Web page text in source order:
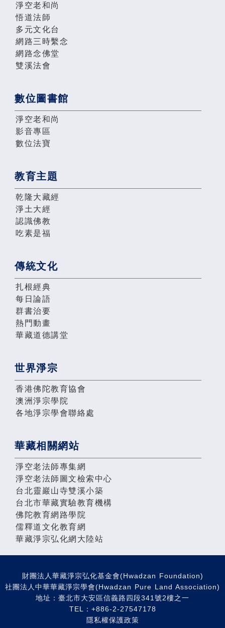
淨空老和尚
悟道法師
多元文化台
網路三時繫念
網路念佛堂
雙溪法會
數位圖書館
淨空老和尚
影音專區
數位法寶
教育主題
乾隆大藏經
淨土大經
認識佛教
吃素是福
傳統文化
扎根經典
每日論語
群書治要
熱門動畫
華藏道德講堂
世界淨宗
香港佛陀教育協會
澳洲淨宗學院
各地淨宗學會聯絡處
華藏相關網站
淨空老法師專集網
淨空老法師圖文檢索中心
台北靈巖山寺雙溪小築
台北市華藏實驗教育機構
佛陀教育網路學院
儒釋道文化教育網
華藏淨宗弘化網大陸站
財團法人華藏淨宗弘化基金會(Hwadzan Foundation)
社團法人中華華藏淨宗學會(Hwadzan Pure Land Association)
地址：臺北市大安區信義路四段341號2樓之一
TEL：+886-2-27547178
隱私權保護政策